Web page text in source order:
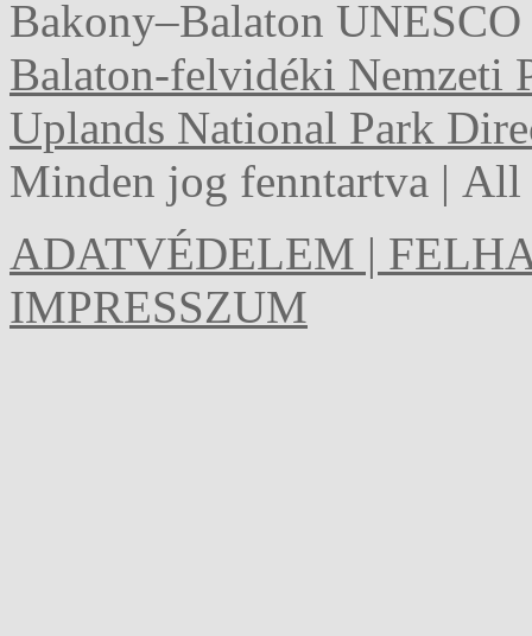
Bakony–Balaton
Balaton-felvidéki Nemzeti
Uplands National Park
Minden jog fenntartva |
ADATVÉDELEM |
IMPRESSZUM